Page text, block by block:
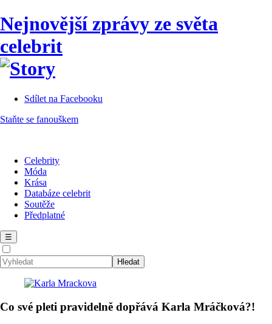
Nejnovější zprávy ze světa
celebrit
Sdílet na Facebooku
Staňte se fanouškem
Celebrity
Móda
Krása
Databáze celebrit
Soutěže
Předplatné
☰
Co své pleti pravidelně dopřává Karla Mráčková?!